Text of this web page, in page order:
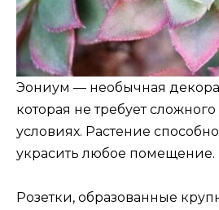
Эониум — необычная
которая не требует
условиях. Растение
украсить любое помещение.
Розетки, образованные